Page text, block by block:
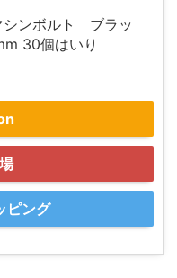
ンボルト ブラッ
30個はいり
ピング